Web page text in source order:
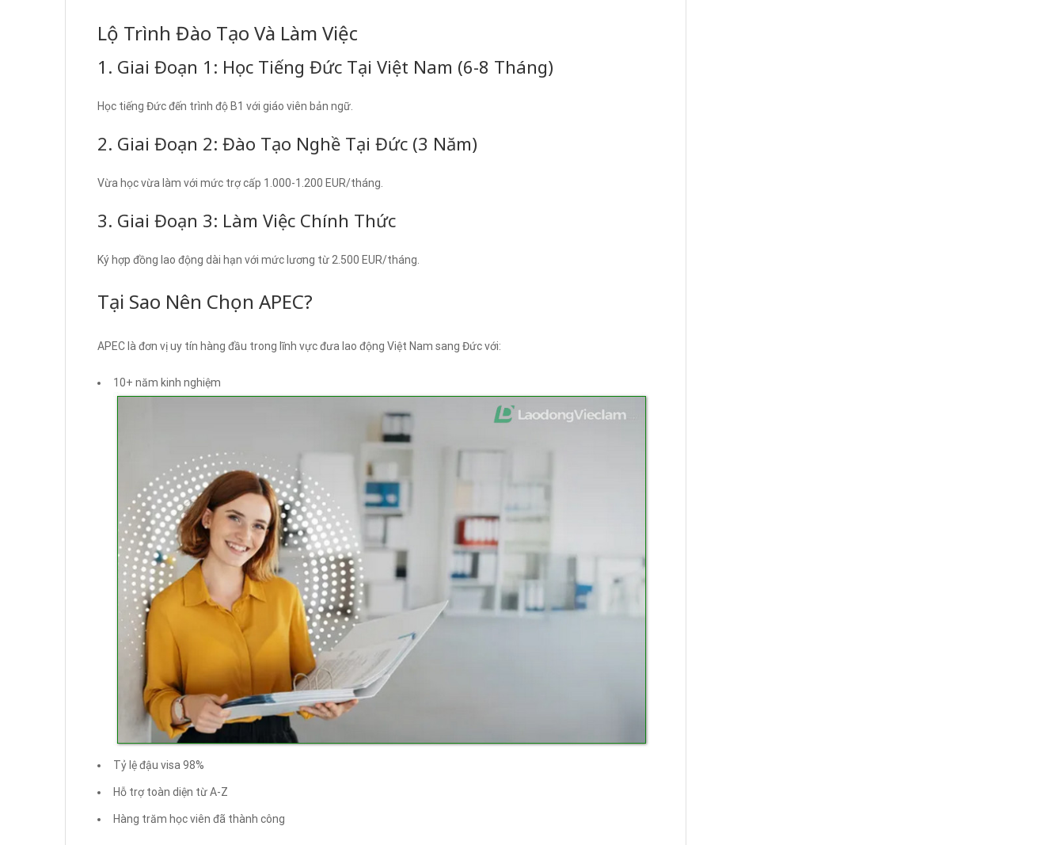
Lộ Trình Đào Tạo Và Làm Việc
1. Giai Đoạn 1: Học Tiếng Đức Tại Việt Nam (6-8 Tháng)
Học tiếng Đức đến trình độ B1 với giáo viên bản ngữ.
2. Giai Đoạn 2: Đào Tạo Nghề Tại Đức (3 Năm)
Vừa học vừa làm với mức trợ cấp 1.000-1.200 EUR/tháng.
3. Giai Đoạn 3: Làm Việc Chính Thức
Ký hợp đồng lao động dài hạn với mức lương từ 2.500 EUR/tháng.
Tại Sao Nên Chọn APEC?
APEC là đơn vị uy tín hàng đầu trong lĩnh vực đưa lao động Việt Nam sang Đức với:
10+ năm kinh nghiệm
Tỷ lệ đậu visa 98%
Hỗ trợ toàn diện từ A-Z
Hàng trăm học viên đã thành công